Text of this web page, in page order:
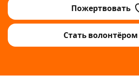
Пожертвовать
Стать волонтёром